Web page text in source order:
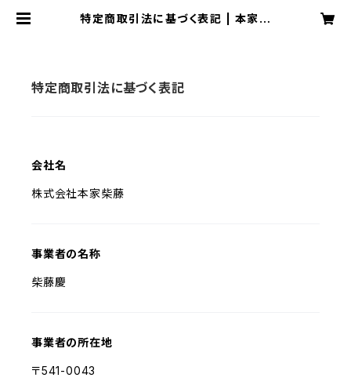
特定商取引法に基づく表記 | 本家柴
特定商取引法に基づく表記
会社名
株式会社本家柴藤
事業者の名称
柴藤慶
事業者の所在地
〒541-0043